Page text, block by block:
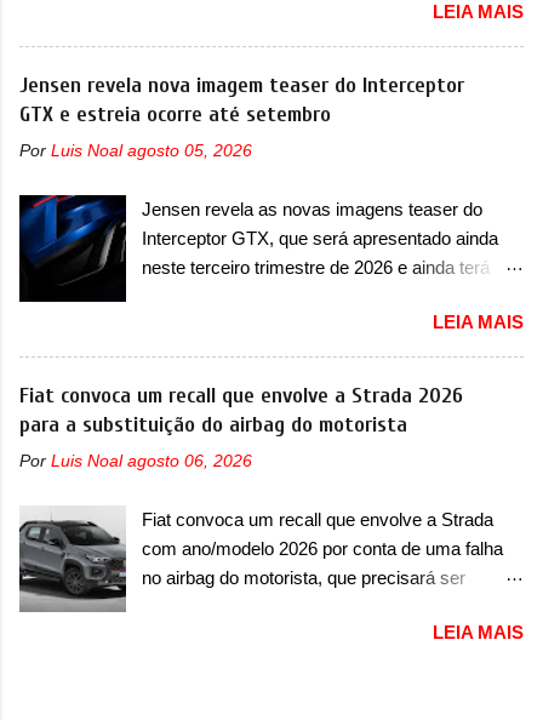
Chamado de ’16 em 1’, também chamado de
Thunder, ele apresenta uma melhoria de
eficiência térmica e integra 12 elementos de
hardware. Entre eles, motor elétrico, controlador
de motor, redutor, conversor CC-CC, OBC,
de pré-carga e gateway de domínio de energia.
Há mais quatro recursos de software como
gerenciamento...
apresentou as primeiras imagens teaser de um
novo superesportivo que vai oferecer aos seus
consumidores. Trata-se do Dune, um cupê
superesportivo que terá uma proposta off-road
tiveram, como o Porsche 911 Dakar e o...
italiano tem grande parte no desenvolvimento
do Dune. Baseado no Huracán, o Dune nasce
com uma proposta similar ao que a marca
característico da Rezvani. Junto com as
imagens, a marca já confirmou que o Dune será
um carro muito exclusivo. Ao todo, serão
apenas sete unidades produzidas... para todo
equipado com um motor V10 Supercharger
capaz de desenvolver cerca de 800cv que
separou a performance exótica da aventura i...
LEIA MAIS
Jensen revela nova imagem teaser do Interceptor
GTX e estreia ocorre até setembro
Por Luis Noal agosto 05, 2026
Jensen revela as novas imagens teaser do
Interceptor GTX, que será apresentado ainda
neste terceiro trimestre de 2026 e ainda terá
International Automotive (abreviação de JIA)
apresentou uma nova imagem teaser que
mostra como será o Interceptor GTX, o
esportivo que recolocará a marca no mercado.
O granturismo (GT) apareceu em uma nova
imagem de traseira, onde ele aparece o para-
esportivo será apresentado no terceiro trimestre
de 2026, ou seja, acontecerá entre os meses de
julho e setembro (e já estamos em agosto), ou
o dia 30 de setembro. A marca confirmou que
LEIA MAIS
Fiat convoca um recall que envolve a Strada 2026
para a substituição do airbag do motorista
Por Luis Noal agosto 06, 2026
Fiat convoca um recall que envolve a Strada
com ano/modelo 2026 por conta de uma falha
no airbag do motorista, que precisará ser
de outubro de 2025 que envolve os proprietários
LEIA MAIS